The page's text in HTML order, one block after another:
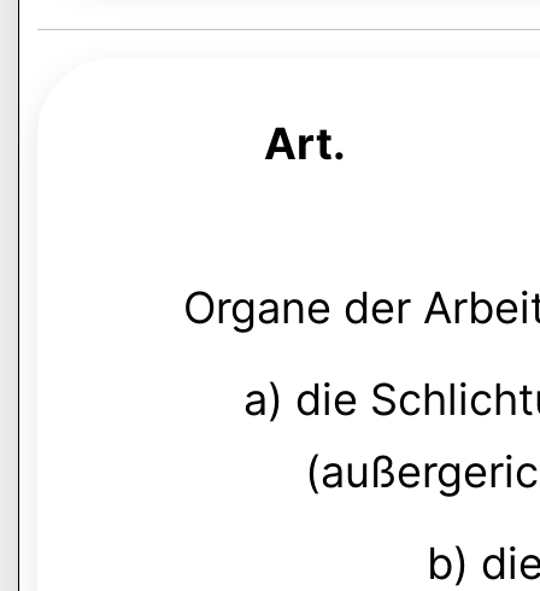
Art.
Organe der
a) die
b)